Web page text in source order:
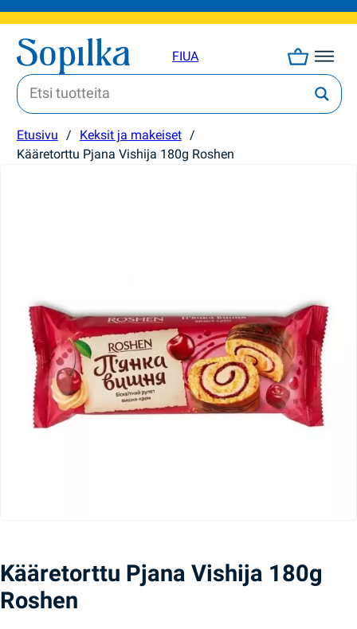
FIUA
Etusivu / Keksit ja makeiset /
Kääretorttu Pjana Vishija 180g Roshen
Kääretorttu Pjana Vishija 180g
Roshen